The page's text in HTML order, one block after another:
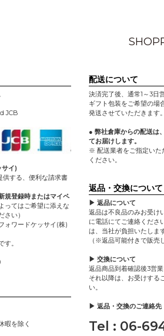
JCB
イ)
供する、便利な請求書
規登録時またはマイペ
ってはご希望に添えな
い）
ォワードケッサイ(株)
。
暇を除く
配送について
決済完了後、通常1～3日
ギフト包装をご希望の場
発送させていただきます。
● 弊社倉庫からの配送は
てお届けします。
※ 配送業者をご指定いた
ください。
返品・交換について
▶ 返品について
返品は不良品のみお受け
に電話にてご連絡くださ
は、当社が負担いたします
（※返品可能付きで販売
▶ 交換について
返品商品到着確認後3営
それ以降は、お受けする
い。
▶ 返品・交換のご連絡先
Tel : 06-